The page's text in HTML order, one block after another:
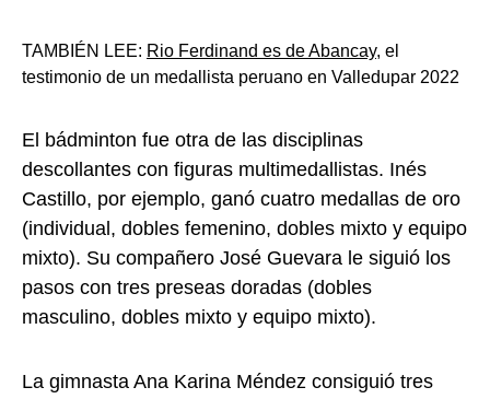
TAMBIÉN LEE: Rio Ferdinand es de Abancay, el
testimonio de un medallista peruano en Valledupar 2022
El bádminton fue otra de las disciplinas
descollantes con figuras multimedallistas. Inés
Castillo, por ejemplo, ganó cuatro medallas de oro
(individual, dobles femenino, dobles mixto y equipo
mixto). Su compañero José Guevara le siguió los
pasos con tres preseas doradas (dobles
masculino, dobles mixto y equipo mixto).
La gimnasta Ana Karina Méndez consiguió tres